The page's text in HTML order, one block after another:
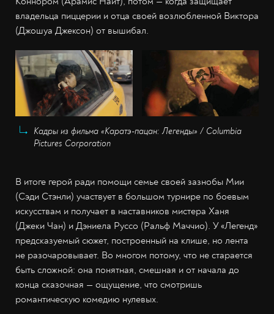
владельца пиццерии и отца своей возлюбленной Виктора
(Джошуа Джексон) от вышибал.
Кадры из фильма «Каратэ-пацан: Легенды» / Columbia
Pictures Corporation
В итоге герой ради помощи семье своей зазнобы Мии
(Сэди Стэнли) участвует в большом турнире по боевым
искусствам и получает в наставников мистера Ханя
(Джеки Чан) и Дэниела Руссо (Ральф Маччио). У «Легенд»
предсказуемый сюжет, построенный на клише, но лента
не разочаровывает. Во многом потому, что не старается
быть сложной: она понятная, смешная и от начала до
конца сказочная — ощущение, что смотришь
романтическую комедию нулевых.